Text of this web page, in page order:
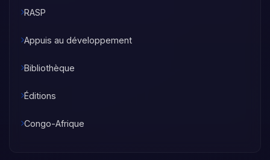
RASP
Appuis au développement
Bibliothèque
Éditions
Congo-Afrique